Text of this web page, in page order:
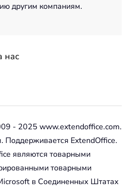
другим компаниям.
нас
- 2025 www.extendoffice.com.
ExtendOffice.
являются товарными
товарными
в Соединенных Штатах